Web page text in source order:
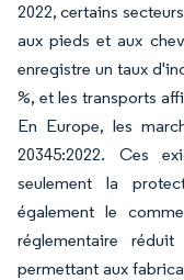
2022, certains
aux pieds et aux
enregistre un taux
%, et les transports
En Europe, les
20345:2022. Ces
seulement la
également le
réglementaire
permettant aux